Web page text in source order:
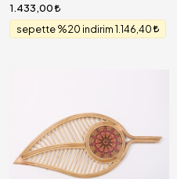
1.433,00
sepette %20 indirim 1.146,40